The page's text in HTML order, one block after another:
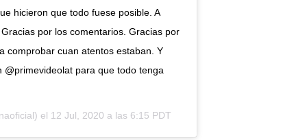
hicieron que todo fuese posible. A
por los comentarios. Gracias por
comprobar cuan atentos estaban. Y
para que todo tenga
el 12 Jul, 2020 a las 6:15 PDT